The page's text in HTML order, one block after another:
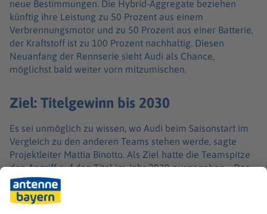
neue Bestimmungen. Die Hybrid-Aggregate beziehen
künftig ihre Leistung zu 50 Prozent aus einem
Verbrennungsmotor und zu 50 Prozent aus einer Batterie,
der Kraftstoff ist zu 100 Prozent nachhaltig. Diesen
Neuanfang der Rennserie sieht Audi als Chance,
möglichst bald weiter vorn mitzumischen.
Ziel: Titelgewinn bis 2030
Es sei unmöglich zu wissen, wo Audi beim Saisonstart im
Vergleich zu den anderen Teams stehen werde, sagte
Projektleiter Mattia Binotto. Als Ziel hatte die Teamspitze
den Angriff auf den Titel im Jahr 2030 ausgegeben. «Das
ist sicherlich ehrgeizig. Aber wir haben es intern diskutiert
und glauben, dass es das richtige Ziel ist. Nur wenn du ein
Ziel hast, kannst du definieren, was bis dahin fehlt und